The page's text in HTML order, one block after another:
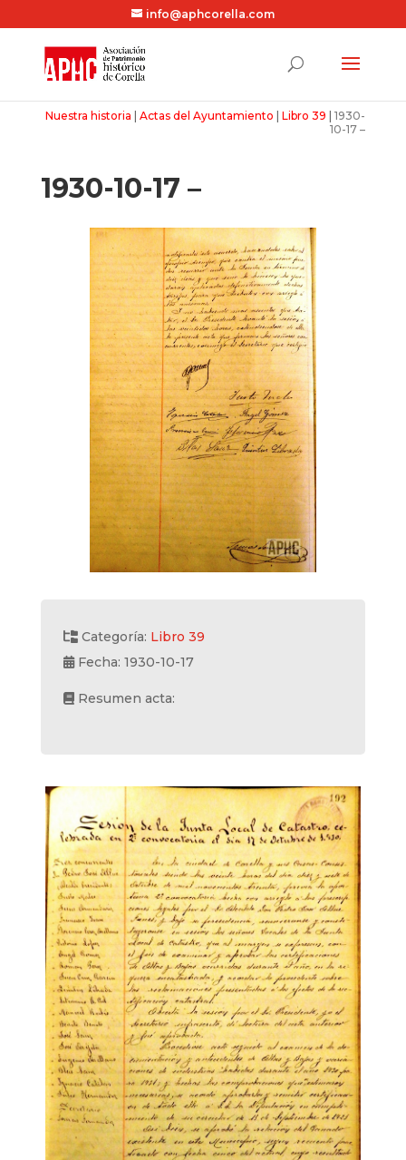
info@aphcorella.com
Nuestra historia |Actas del Ayuntamiento |Libro 39 |1930-
10-17 –
1930-10-17 –
Categoría: Libro 39
Fecha: 1930-10-17
Resumen acta: